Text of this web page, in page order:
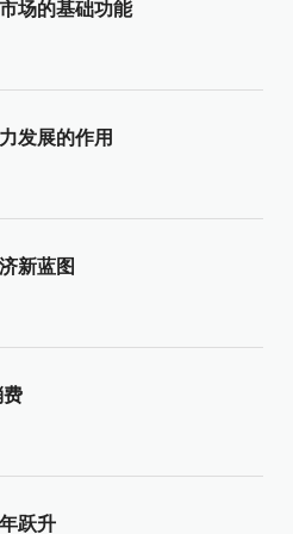
场的基础功能
发展的作用
新蓝图
费
跃升